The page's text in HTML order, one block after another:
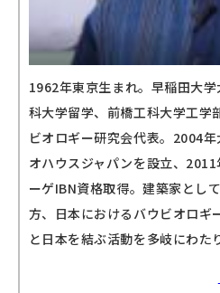
1962年東京生まれ。早稲田大
科大学留学、前橋工科大学工学
ビオロギー研究会代表。2004
オハウスジャパンを設立、
ーゲIBN資格取得。建築家とし
方、日本におけるバウビオロギ
と日本を結ぶ活動を多岐にわた